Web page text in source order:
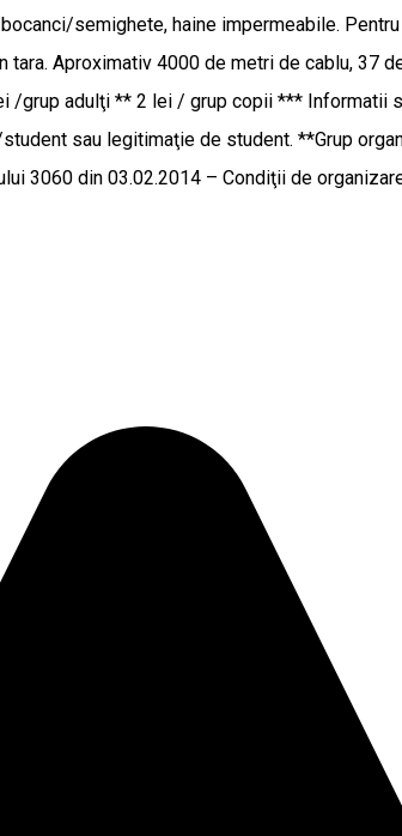
semighete, haine impermeabile.
Aproximativ 4000 de metri de cablu,
grup adulţi ** 2 lei / grup copii *** Informatii
sau legitimaţie de student. **Grup
3060 din 03.02.2014 – Condiţii de